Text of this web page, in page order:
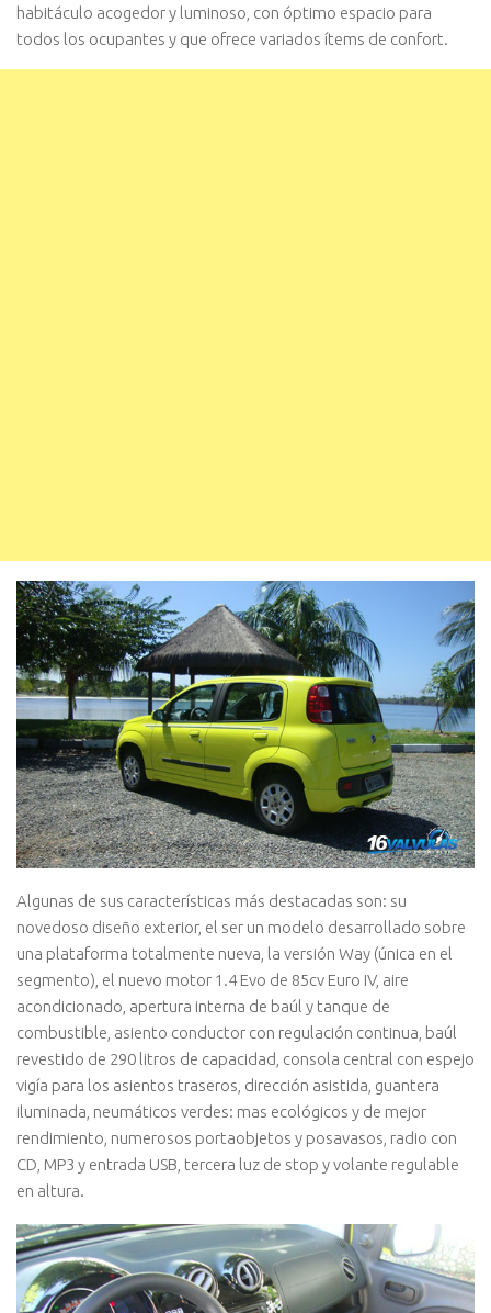
habitáculo acogedor y luminoso, con óptimo espacio para
todos los ocupantes y que ofrece variados ítems de confort.
Algunas de sus características más destacadas son: su
novedoso diseño exterior, el ser un modelo desarrollado sobre
una plataforma totalmente nueva, la versión Way (única en el
segmento), el nuevo motor 1.4 Evo de 85cv Euro IV, aire
acondicionado, apertura interna de baúl y tanque de
combustible, asiento conductor con regulación continua, baúl
revestido de 290 litros de capacidad, consola central con espejo
vigía para los asientos traseros, dirección asistida, guantera
iluminada, neumáticos verdes: mas ecológicos y de mejor
rendimiento, numerosos portaobjetos y posavasos, radio con
CD, MP3 y entrada USB, tercera luz de stop y volante regulable
en altura.